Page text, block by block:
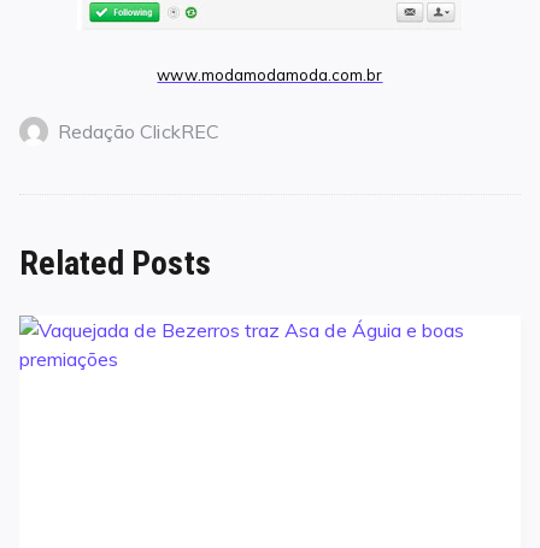
www.modamodamoda.com.br
Redação ClickREC
Related Posts